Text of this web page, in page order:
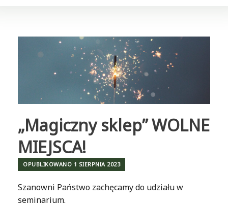
„Magiczny sklep” WOLNE
MIEJSCA!
OPUBLIKOWANO 1 SIERPNIA 2023
Szanowni Państwo zachęcamy do udziału w
seminarium.